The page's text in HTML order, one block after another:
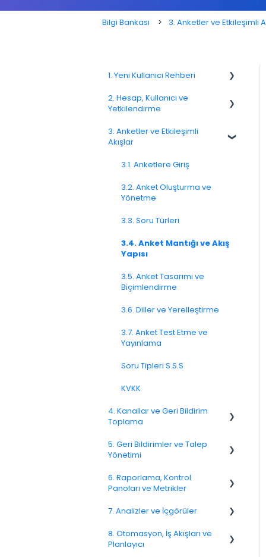
Bilgi Bankası 3. Anketler ve Etkileşimli
1. Yeni Kullanıcı Rehberi
1.1. Platforma Genel Bakış
Alanı
2. Hesap, Kullanıcı ve
Yetkilendirme
2.1 Hesap Ayarları
2.4. Ekipler, Birimler ve
2.6. Bildirimler ve Kullanıcı
3. Anketler ve Etkileşimli
Akışlar
3.1. Anketlere Giriş
3.2. Anket Oluşturma ve
Yönetme
3.3. Soru Türleri
3.4. Anket Mantığı ve Akış
Yapısı
3.5. Anket Tasarımı ve
Biçimlendirme
3.6. Diller ve Yerelleştirme
3.7. Anket Test Etme ve
Yayınlama
Soru Tipleri S.S.S
KVKK
4. Kanallar ve Geri Bildirim
Toplama
4.1. Kanallara Genel Bakış
4.4. Bağlantı ve QR Kod
4.8. WhatsApp Anketleri
5. Geri Bildirimler ve Talep
Yönetimi
Spam
Geri Bildirimlerle İlgili Sorular
6. Raporlama, Kontrol
Panoları ve Metrikler
NPS
CSAT
7. Analizler ve İçgörüler
7.6. Etken Analizi
8. Otomasyon, İş Akışları ve
Planlayıcı